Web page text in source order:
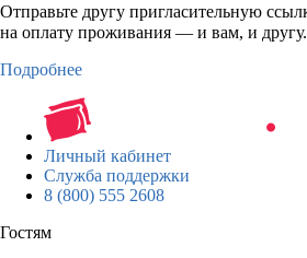
Отправьте другу пригласительную
на оплату проживания — и вам, и другу.
Подробнее
Личный кабинет
Служба поддержки
8 (800) 555 2608
Гостям